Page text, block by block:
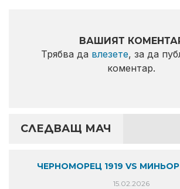
ВАШИЯТ
Трябва да влезете, за да
коментар.
СЛЕДВАЩ МАЧ
ЧЕРНОМОРЕЦ 1919 VS МИНЬОР
15.02.2026